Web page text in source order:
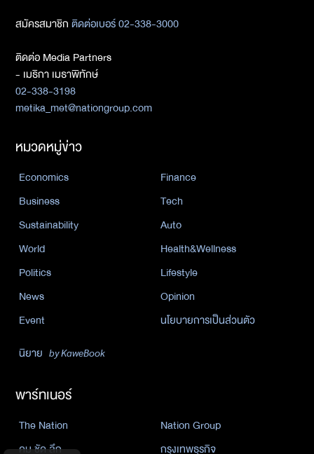
สมัครสมาชิกติดต่อเบอร์ 02-338-3000
ติดต่อ Media Partners
- เมธิกา เมธาพิทักษ์
02-338-3198
metika_met@nationgroup.com
หมวดหมู่ข่าว
Economics
Finance
Business
Tech
Sustainability
Auto
World
Health&Wellness
Politics
Lifestyle
News
Opinion
Event
นโยบายการเป็นส่วนตัว
นิยาย by KaweBook
พาร์ทเนอร์
The Nation
Nation Group
คม ชัด ลึก
กรุงเทพธุรกิจ